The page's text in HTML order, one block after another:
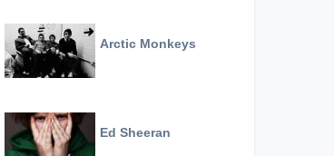
Arctic Monkeys
Ed Sheeran